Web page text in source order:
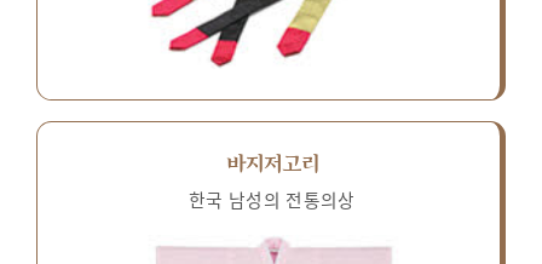
바지저고리
한국 남성의 전통의상